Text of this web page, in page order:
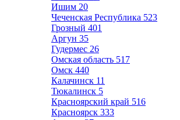
Ишим 20
Чеченская Республика 523
Грозный 401
Аргун 35
Гудермес 26
Омская область 517
Омск 440
Калачинск 11
Тюкалинск 5
Красноярский край 516
Красноярск 333